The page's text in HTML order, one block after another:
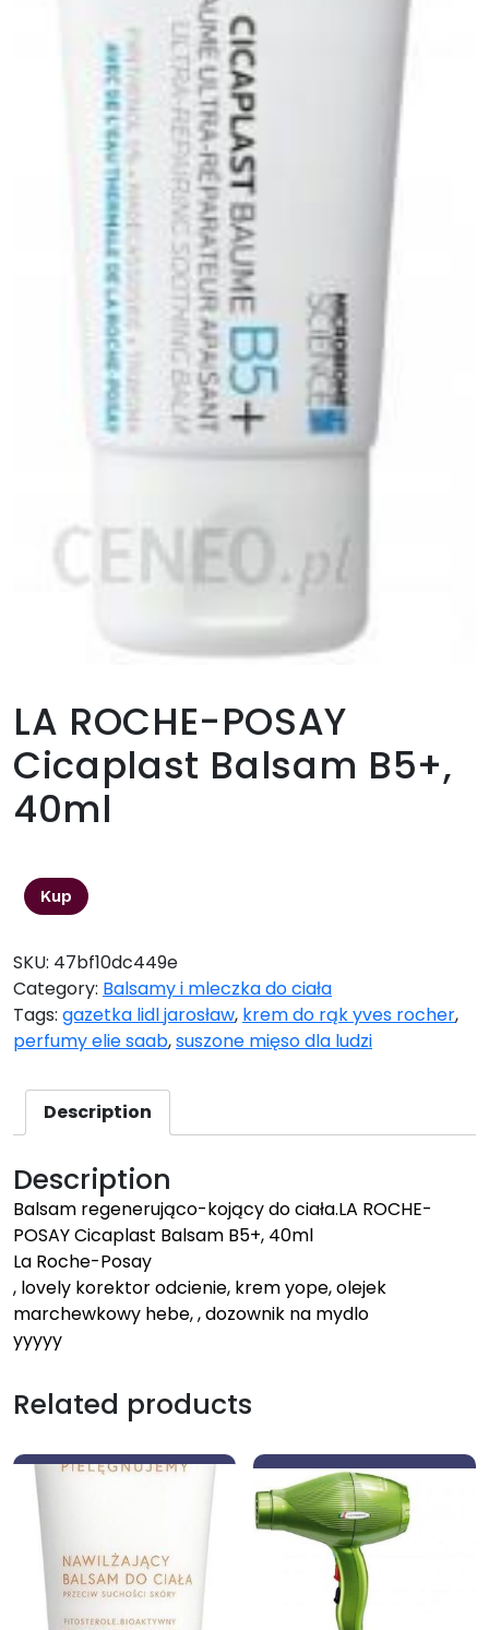
LA ROCHE-POSAY
Cicaplast Balsam B5+,
40ml
Kup
SKU: 47bf10dc449e
Category: Balsamy i mleczka do ciała
Tags: gazetka lidl jarosław, krem do rąk yves rocher,
perfumy elie saab,suszone mięso dla ludzi
Description
Description
Balsam regenerująco-kojący do ciała.LA ROCHE-
POSAY Cicaplast Balsam B5+, 40ml
La Roche-Posay
, lovely korektor odcienie, krem yope, olejek
marchewkowy hebe, , dozownik na mydlo
yyyyy
Related products